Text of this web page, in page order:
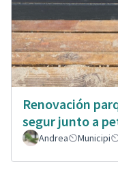
Renovación
segur junto a
Andrea Municipi